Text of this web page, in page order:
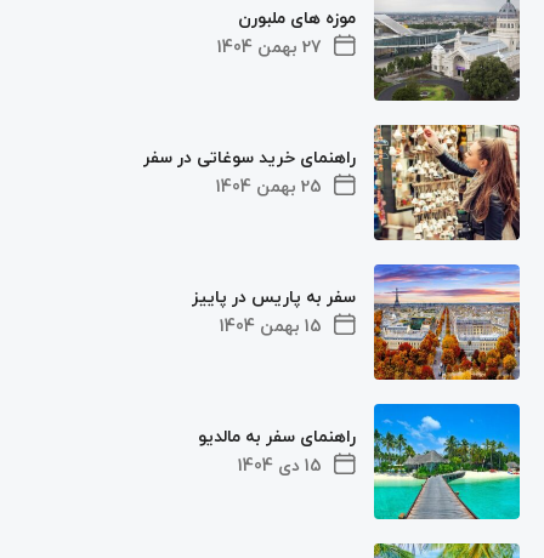
27 بهمن 1404
موزه های ملبورن
25 بهمن 1404
راهنمای خرید سوغاتی در سفر
15 بهمن 1404
سفر به پاریس در پاییز
15 دی 1404
راهنمای سفر به مالدیو